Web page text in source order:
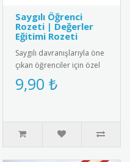
Saygılı Öğrenci
Rozeti | Değerler
Eğitimi Rozeti
Saygılı davranışlarıyla öne
çıkan öğrenciler için özel
tasarım rozet. Okulda
olumlu davranışları pek..
9,90 ₺